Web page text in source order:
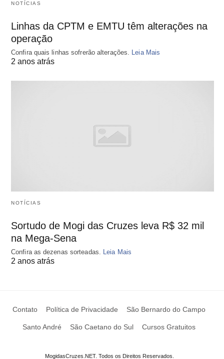
NOTÍCIAS
Linhas da CPTM e EMTU têm alterações na
operação
Confira quais linhas sofrerão alterações. Leia Mais
2 anos atrás
NOTÍCIAS
Sortudo de Mogi das Cruzes leva R$ 32 mil
na Mega-Sena
Confira as dezenas sorteadas. Leia Mais
2 anos atrás
Contato Política de Privacidade São Bernardo do Campo
Santo André São Caetano do Sul Cursos Gratuitos
MogidasCruzes.NET. Todos os Direitos Reservados.